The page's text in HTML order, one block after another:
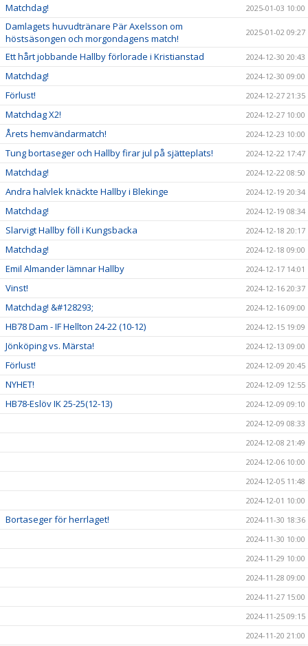
Matchdag! 2025-01-03 10:00
Damlagets huvudtränare Pär Axelsson om
höstsäsongen och morgondagens match!
2025-01-02 09:27
Ett hårt jobbande Hallby förlorade i Kristianstad 2024-12-30 20:43
Matchdag! 2024-12-30 09:00
Förlust! 2024-12-27 21:35
Matchdag X2! 2024-12-27 10:00
Årets hemvändarmatch! 2024-12-23 10:00
Tung bortaseger och Hallby firar jul på sjätteplats! 2024-12-22 17:47
Matchdag! 2024-12-22 08:50
Andra halvlek knäckte Hallby i Blekinge 2024-12-19 20:34
Matchdag! 2024-12-19 08:34
Slarvigt Hallby föll i Kungsbacka 2024-12-18 20:17
Matchdag! 2024-12-18 09:00
Emil Almander lämnar Hallby 2024-12-17 14:01
Vinst! 2024-12-16 20:37
Matchdag! &#128293; 2024-12-16 09:00
HB78 Dam - IF Hellton 24-22 (10-12) 2024-12-15 19:09
Jönköping vs. Märsta! 2024-12-13 09:00
Förlust! 2024-12-09 20:45
NYHET! 2024-12-09 12:55
HB78-Eslöv IK 25-25(12-13)
2024-12-09 09:10
2024-12-09 08:33
2024-12-08 21:49
2024-12-06 10:00
2024-12-05 11:48
2024-12-01 10:00
Bortaseger för herrlaget!
2024-11-30 18:36
2024-11-30 10:00
2024-11-29 10:00
2024-11-28 09:00
2024-11-27 15:00
2024-11-25 09:15
2024-11-20 21:00